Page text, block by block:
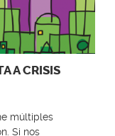
A CRISIS
múltiples
Si nos